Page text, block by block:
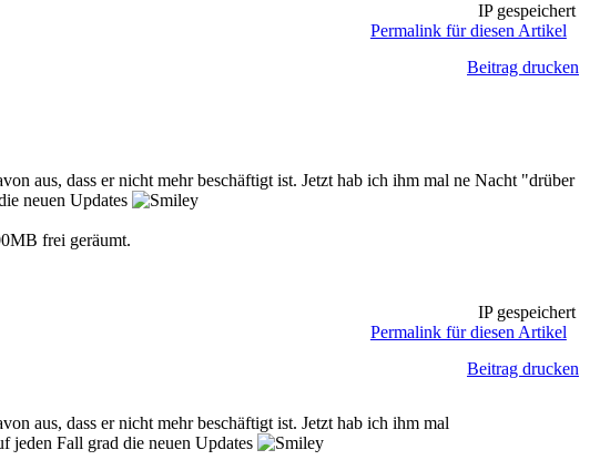
IP gespeichert
Permalink für diesen Artikel
Beitrag drucken
aus, dass er nicht mehr beschäftigt ist. Jetzt hab ich ihm mal ne Nacht "drüber
neuen Updates
frei geräumt.
IP gespeichert
Permalink für diesen Artikel
Beitrag drucken
aus, dass er nicht mehr beschäftigt ist. Jetzt hab ich ihm mal
jeden Fall grad die neuen Updates